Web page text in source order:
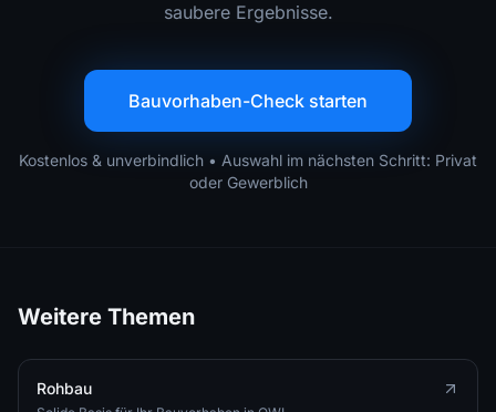
saubere Ergebnisse.
Bauvorhaben-Check starten
Kostenlos & unverbindlich • Auswahl im nächsten Schritt: Privat
oder Gewerblich
Weitere Themen
Rohbau